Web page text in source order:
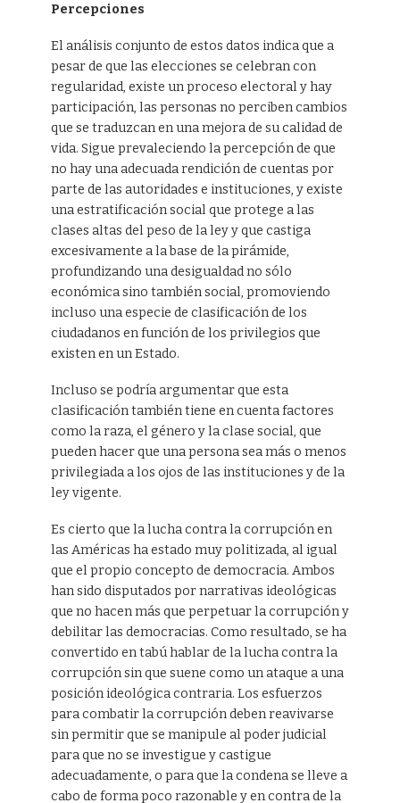
Percepciones
El análisis conjunto de estos datos indica que a
pesar de que las elecciones se celebran con
regularidad, existe un proceso electoral y hay
participación, las personas no perciben cambios
que se traduzcan en una mejora de su calidad de
vida. Sigue prevaleciendo la percepción de que
no hay una adecuada rendición de cuentas por
parte de las autoridades e instituciones, y existe
una estratificación social que protege a las
clases altas del peso de la ley y que castiga
excesivamente a la base de la pirámide,
profundizando una desigualdad no sólo
económica sino también social, promoviendo
incluso una especie de clasificación de los
ciudadanos en función de los privilegios que
existen en un Estado.
Incluso se podría argumentar que esta
clasificación también tiene en cuenta factores
como la raza, el género y la clase social, que
pueden hacer que una persona sea más o menos
privilegiada a los ojos de las instituciones y de la
ley vigente.
Es cierto que la lucha contra la corrupción en
las Américas ha estado muy politizada, al igual
que el propio concepto de democracia. Ambos
han sido disputados por narrativas ideológicas
que no hacen más que perpetuar la corrupción y
debilitar las democracias. Como resultado, se ha
convertido en tabú hablar de la lucha contra la
corrupción sin que suene como un ataque a una
posición ideológica contraria. Los esfuerzos
para combatir la corrupción deben reavivarse
sin permitir que se manipule al poder judicial
para que no se investigue y castigue
adecuadamente, o para que la condena se lleve a
cabo de forma poco razonable y en contra de la